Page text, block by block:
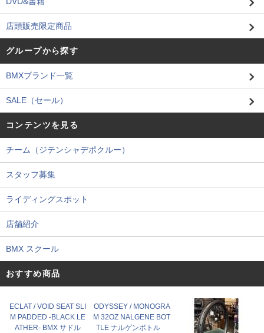
店頭販売限定商品
グループから探す
BMXブランド一覧
SALE（セール）
コンテンツを見る
チーム（ジテンシャデポクルー）
スタッフ募集
ライディングスポット
店舗紹介
BMX スクール
おすすめ商品
ECLAT / VOID SEAT SLI
M PADDED -BLACK LE
ATHER- BMX サドル
ODYSSEY / MONOGRA
M 32OZ NALGENE BOT
TLE ナルゲンボトル